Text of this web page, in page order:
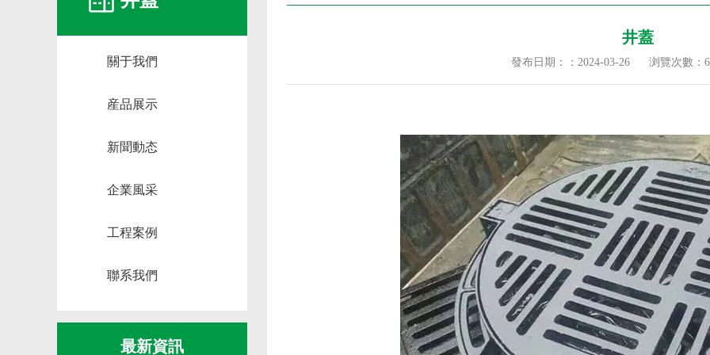
關于我們
産品展示
新聞動态
企業風采
工程案例
聯系我們
最新資訊
井蓋
發布日期：：2024-03-26 浏覽次數：